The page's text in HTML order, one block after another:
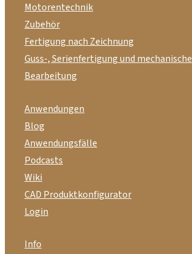
Motorentechnik
Zubehör
Fertigung nach Zeichnung
Guss-, Serienfertigung und mechanische
Bearbeitung
Anwendungen
Blog
Anwendungsfälle
Podcasts
Wiki
CAD Produktkonfigurator
Login
Info